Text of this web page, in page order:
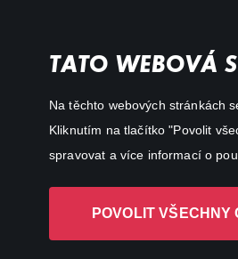
TATO WEBOVÁ
Na těchto webových stránkách
Kliknutím na tlačítko "Povolit
spravovat a více informací o
POVOLIT VŠECHNY
Action